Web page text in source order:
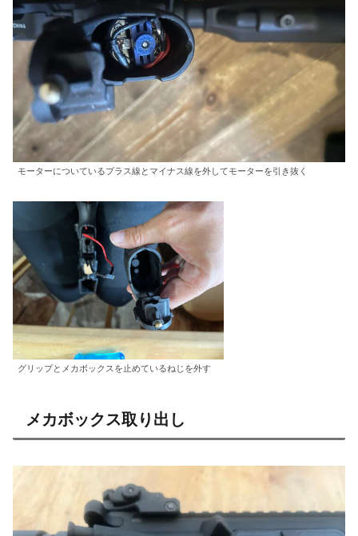
モーターについているプラス線とマイナス線を外してモーターを引き抜く
グリップとメカボックスを止めているねじを外す
メカボックス取り出し